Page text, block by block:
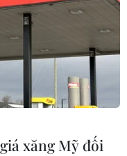
xăng Mỹ đối